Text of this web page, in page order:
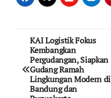
Post
navigation
KAI Logistik Fokus
Kembangkan
Pergudangan, Siapkan
Gudang Ramah
Lingkungan Modern di
Bandung dan